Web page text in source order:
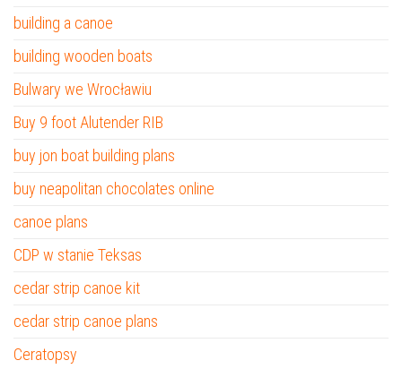
building a canoe
building wooden boats
Bulwary we Wrocławiu
Buy 9 foot Alutender RIB
buy jon boat building plans
buy neapolitan chocolates online
canoe plans
CDP w stanie Teksas
cedar strip canoe kit
cedar strip canoe plans
Ceratopsy